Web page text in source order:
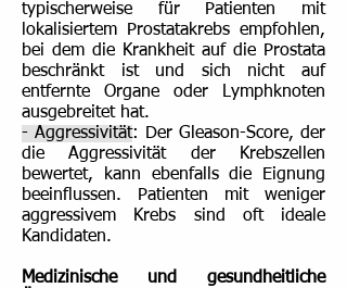
typischerweise für Patienten mit
lokalisiertem Prostatakrebs empfohlen,
bei dem die Krankheit auf die Prostata
beschränkt ist und sich nicht auf
entfernte Organe oder Lymphknoten
ausgebreitet hat.
- Aggressivität: Der Gleason-Score, der
die Aggressivität der Krebszellen
bewertet, kann ebenfalls die Eignung
beeinflussen. Patienten mit weniger
aggressivem Krebs sind oft ideale
Kandidaten.
Medizinische und gesundheitliche